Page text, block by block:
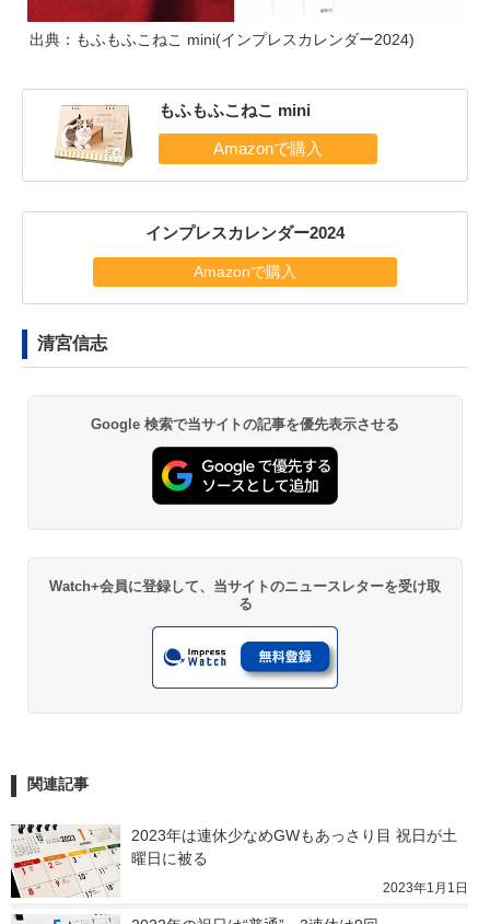
出典：もふもふこねこ mini(インプレスカレンダー2024)
もふもふこねこ mini
インプレスカレンダー2024
Amazonで購入
清宮信志
Google 検索で当サイトの記事を優先表示させる
Watch+会員に登録して、当サイトのニュースレターを受け取
る
関連記事
2023年は連休少なめGWもあっさり目 祝日が土
曜日に被る
2023年1月1日